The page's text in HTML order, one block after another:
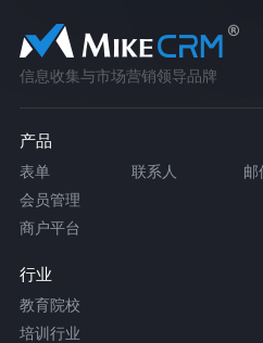
信息收集与市场营销领导品牌
产品
表单 联系人 邮
会员管理
商户平台
行业
教育院校
培训行业